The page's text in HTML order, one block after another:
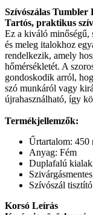
Szívószálas Tumbler
Tartós, praktikus
Ez a kiváló minőségű,
és meleg italokhoz
rendelkezik, amely
hőmérsékletét. A
gondoskodik arról,
szó munkáról vagy
újrahasználható, így
Termékjellemzők:
Űrtartalom: 450
Anyag: Fém
Duplafalú
Szívószál
Korsó Leírás